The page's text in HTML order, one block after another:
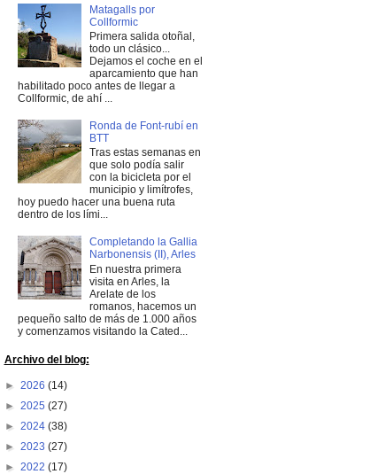
Matagalls por
Collformic
Primera salida otoñal,
todo un clásico...
Dejamos el coche en el
aparcamiento que han
habilitado poco antes de llegar a
Collformic, de ahí ...
Ronda de Font-rubí en
BTT
Tras estas semanas en
que solo podía salir
con la bicicleta por el
municipio y limítrofes,
hoy puedo hacer una buena ruta
dentro de los lími...
Completando la Gallia
Narbonensis (II), Arles
En nuestra primera
visita en Arles, la
Arelate de los
romanos, hacemos un
pequeño salto de más de 1.000 años
y comenzamos visitando la Cated...
Archivo del blog:
► 2026 (14)
► 2025 (27)
► 2024 (38)
► 2023 (27)
► 2022 (17)